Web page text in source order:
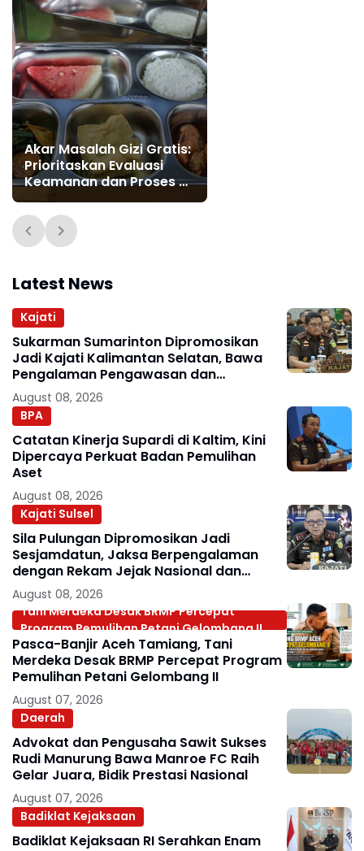
Akar Masalah Gizi Gratis:
Prioritaskan Evaluasi
Keamanan dan Proses di
Latest News
Kajati
Sukarman Sumarinton Dipromosikan
Jadi Kajati Kalimantan Selatan, Bawa
Pengalaman Pengawasan dan
Kepemimpinan
August 08, 2026
BPA
Catatan Kinerja Supardi di Kaltim, Kini
Dipercaya Perkuat Badan Pemulihan
Aset
August 08, 2026
Kajati Sulsel
Sila Pulungan Dipromosikan Jadi
Sesjamdatun, Jaksa Berpengalaman
dengan Rekam Jejak Nasional dan
Internasional
August 08, 2026
Tani Merdeka Desak BRMP Percepat
Program Pemulihan Petani Gelombang II
Pasca-Banjir Aceh Tamiang, Tani
Merdeka Desak BRMP Percepat Program
Pemulihan Petani Gelombang II
August 07, 2026
Daerah
Advokat dan Pengusaha Sawit Sukses
Rudi Manurung Bawa Manroe FC Raih
Gelar Juara, Bidik Prestasi Nasional
August 07, 2026
Badiklat Kejaksaan
Badiklat Kejaksaan RI Serahkan Enam